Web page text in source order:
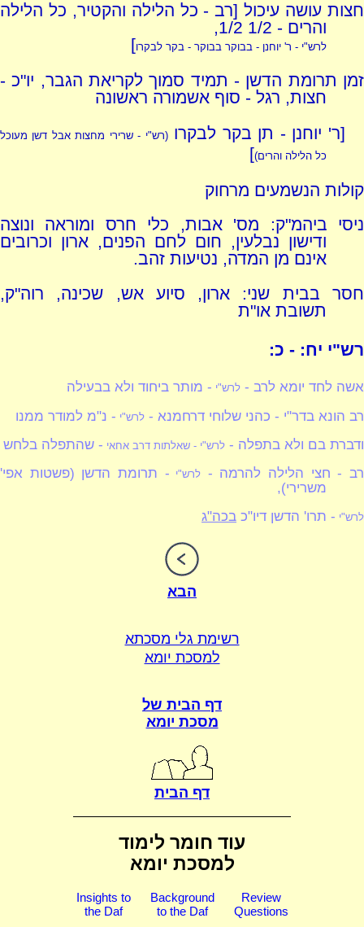
חצות עושה עיכול [רב - כל הלילה והקטיר, כל הלילה
והרים - 1/2 1/2,
לרש"י - ר' יוחנן - בבוקר בבוקר - בקר לבקרו]
זמן תרומת הדשן - תמיד סמוך לקריאת הגבר, יו"כ -
חצות, רגל - סוף אשמורה ראשונה
[ר' יוחנן - תן בקר לבקרו(רש"י - שרירי מחצות אבל דשן מעוכל
כל הלילה והרים)]
קולות הנשמעים מרחוק
ניסי ביהמ"ק: מס' אבות, כלי חרס ומוראה ונוצה
ודישון נבלעין, חום לחם הפנים, ארון וכרובים
אינם מן המדה, נטיעות זהב.
חסר בבית שני: ארון, סיוע אש, שכינה, רוה"ק,
תשובת או"ת
רש"י יח: - כ:
אשה לחד יומא לרב - לרש"י - מותר ביחוד ולא בבעילה
רב הונא בדר"י - כהני שלוחי דרחמנא - לרש"י - נ"מ למודר ממנו
ודברת בם ולא בתפלה - לרש"י - שאלתות דרב אחאי - שהתפלה בלחש
רב - חצי הלילה להרמה - לרש"י - תרומת הדשן (פשטות אפי'
משרירי),
לרש"י - תרו' הדשן דיו"כ בכה"ג
הבא
רשימת גלי מסכתא
למסכת יומא
דף הבית של
מסכת יומא
דף הבית
עוד חומר לימוד
למסכת יומא
Insights to
the Daf
Background
to the Daf
Review
Questions